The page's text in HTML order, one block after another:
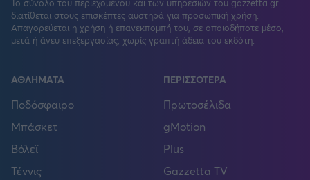
Το σύνολο του περιεχομένου και των υπηρεσιών του gazzetta.gr
διατίθεται στους επισκέπτες αυστηρά για προσωπική χρήση.
Απαγορεύεται η χρήση ή επανεκπομπή του, σε οποιοδήποτε μέσο,
μετά ή άνευ επεξεργασίας, χωρίς γραπτή άδεια του εκδότη.
ΑΘΛΗΜΑΤΑ
Ποδόσφαιρο
Μπάσκετ
Βόλεϊ
Τέννις
ΠΕΡΙΣΣΟΤΕΡΑ
Πρωτοσέλιδα
gMotion
Plus
Gazzetta TV